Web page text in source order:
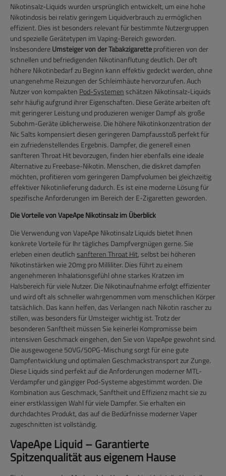
Nikotinsalz-Liquids wurden ursprünglich entwickelt, um eine hohe
Nikotindosis bei relativ geringem Liquidverbrauch zu ermöglichen
effizient. Dies ist besonders relevant für bestimmte Nutzergruppen
und spezielle Gerätetypen im Vaping-Bereich geworden.
InsbesondereUmsteiger von der Tabakzigaretteprofitieren von der
schnellen und befriedigenden Nikotinanflutung deutlich. Der oft
höhere Nikotinbedarf zu Beginn kann effektiv gedeckt werden, ohne
unangenehme Reizungen der Schleimhäute hervorzurufen. Auch
Nutzer von kompakten Pod-Systemenschätzen Nikotinsalz-Liquids
sehr häufig aufgrund ihrer Eigenschaften. Diese Geräte arbeiten oft
mit geringerer Leistung und produzieren weniger Dampf als große
Subohm-Geräte üblicherweise. Die höhere Nikotinkonzentration der
Nic Salts kompensiert diesen geringeren Dampfausstoß perfekt für
ein zufriedenstellendes Ergebnis. Dampfer, die generell einen
sanfteren Throat Hit bevorzugen, finden hier ebenfalls eine ideale
Alternative zu Freebase-Nikotin. Menschen, die diskret dampfen
möchten, profitieren vom geringeren Dampfvolumen bei gleichzeitig
effektiver Nikotinlieferung dadurch. Es ist eine moderne Lösung für
spezifische Anforderungen im Bereich der E-Zigaretten geworden.
Die Vorteile von VapeApe Nikotinsalz im Überblick
Die Verwendung von VapeApe Nikotinsalz Liquids bietet Ihnen
konkrete Vorteile für Ihr tägliches Dampfvergnügen gerne. Sie
erleben einen deutlichsanfteren Throat Hit, selbst bei höheren
Nikotinstärken wie 20mg pro Milliliter. Dies führt zu einem
angenehmeren Inhalationsgefühl ohne starkes Kratzen im
Halsbereich für viele Nutzer. Die Nikotinaufnahme erfolgt effizienter
und wird oft als schneller wahrgenommen vom menschlichen Körper
tatsächlich. Das kann helfen, das Verlangen nach Nikotin rascher zu
stillen, was besonders für Umsteiger wichtig ist. Trotz der
besonderen Sanftheit müssen Sie keinerlei Kompromisse beim
intensiven Geschmack eingehen, den Sie von VapeApe gewohnt sind.
Die ausgewogene 50VG/50PG-Mischung sorgt für eine gute
Dampfentwicklung und optimalen Geschmackstransport zur Zunge.
Diese Liquids sind perfekt auf die Anforderungen moderner MTL-
Verdampfer und gängiger Pod-Systeme abgestimmt worden. Die
Kombination aus Geschmack, Sanftheit und Effizienz macht sie zu
einer erstklassigen Wahl für viele Dampfer. Sie erhalten ein
durchdachtes Produkt, das auf die Bedürfnisse moderner Vaper
zugeschnitten ist vollständig.
VapeApe Liquid – Garantierte
Spitzenqualität aus eigenem Hause